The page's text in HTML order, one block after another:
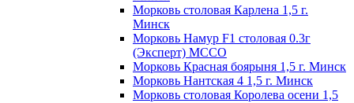
Морковь столовая Карлена 1,5 г.
Минск
Морковь Намур F1 столовая 0.3г
(Эксперт) МССО
Морковь Красная боярыня 1,5 г. Минск
Морковь Нантская 4 1,5 г. Минск
Морковь столовая Королева осени 1,5